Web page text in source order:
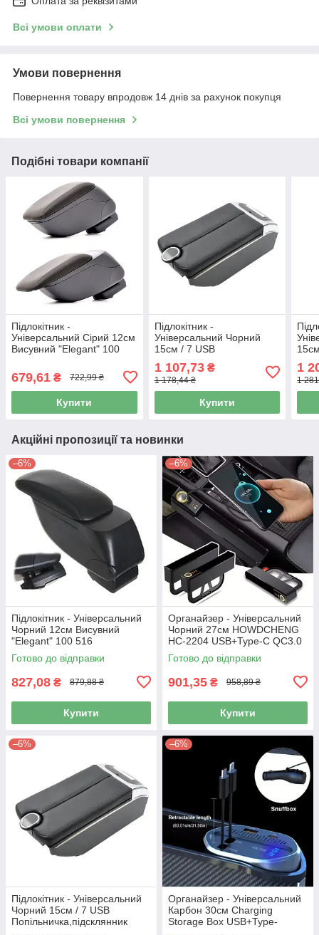
Всі умови оплати
Умови повернення
Повернення товару впродовж 14 днів за рахунок покупця
Всі умови повернення
Подібні товари компанії
Підлокітник -
Універсальний Сірий 12см
Висувний "Elegant" 100
679,61 ₴ 722,99 ₴
Купити
Підлокітник -
Універсальний Чорний
15см / 7 USB
1 107,73₴
1 178,44 ₴
Купити
1
1
Акційні пропозиції та новинки
–6%
Підлокітник - Універсальний
Чорний 12см Висувний
"Elegant" 100 516
Готово до відправки
827,08 ₴ 879,88 ₴
Купити
–6%
Органайзер - Універсальний
Чорний 27см HOWDCHENG
HC-2204 USB+Type-C QC3.0
(2шт)
Готово до відправки
901,35 ₴ 958,89 ₴
Купити
–6%
Підлокітник - Універсальний
Чорний 15см / 7 USB
Попільничка,підсклянник
–6%
Органайзер - Універсальний
Карбон 30см Charging
Storage Box USB+Type-